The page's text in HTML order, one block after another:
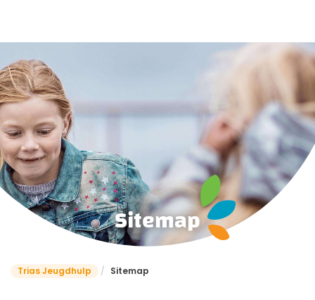
Sitemap
Trias Jeugdhulp / Sitemap